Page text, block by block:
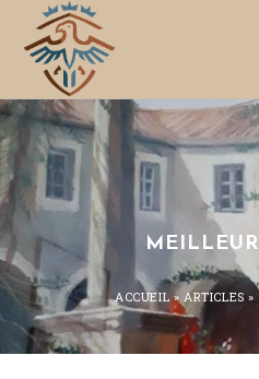
ACCUEIL» ARTICLES »